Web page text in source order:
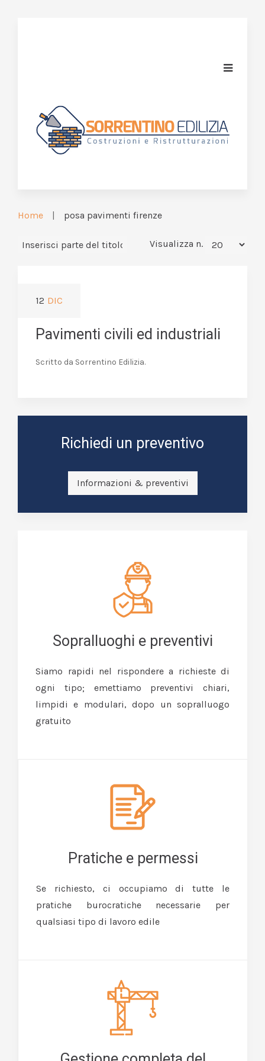
Home posa pavimenti firenze
Visualizza n.
12 DIC
Pavimenti civili ed industriali
Scritto da Sorrentino Edilizia.
Richiedi un preventivo
Informazioni & preventivi
Sopralluoghi e preventivi
Siamo rapidi nel rispondere a richieste di
ogni tipo; emettiamo preventivi chiari,
limpidi e modulari, dopo un sopralluogo
gratuito
Pratiche e permessi
Se richiesto, ci occupiamo di tutte le
pratiche burocratiche necessarie per
qualsiasi tipo di lavoro edile